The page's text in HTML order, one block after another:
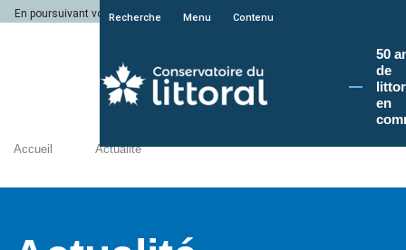
En poursuivant votre navigation sur le site du Conservatoire du littoral, vous
Recherche Menu Contenu
50
de
en
Accueil Actualité